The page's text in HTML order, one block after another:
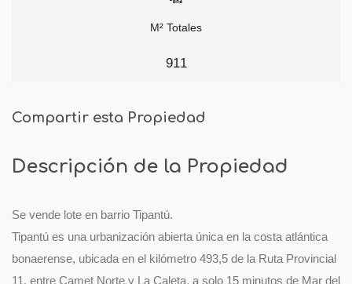
M² Totales
911
Compartir esta Propiedad
Descripción de la Propiedad
Se vende lote en barrio Tipantú.
Tipantú es una urbanización abierta única en la costa atlántica
bonaerense, ubicada en el kilómetro 493,5 de la Ruta Provincial
11, entre Camet Norte y La Caleta, a solo 15 minutos de Mar del